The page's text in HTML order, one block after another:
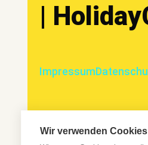
|
Impressum
Wir verwenden Cookies